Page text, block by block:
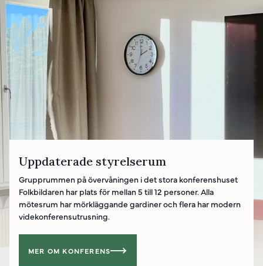
Uppdaterade styrelserum
Grupprummen på övervåningen i det stora konferenshuset
Folkbildaren har plats för mellan 5 till 12 personer. Alla
mötesrum har mörkläggande gardiner och flera har modern
videkonferensutrusning.
MER OM KONFERENS